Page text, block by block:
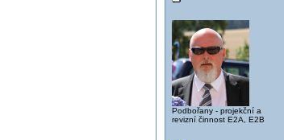
Podbořany - projekční a
revizní činnost E2A, E2B